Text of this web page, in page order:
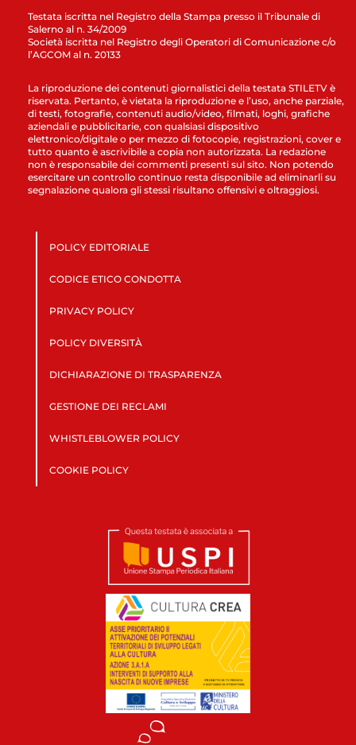
Testata iscritta nel Registro della Stampa presso il Tribunale di
Salerno al n. 34/2009
Società iscritta nel Registro degli Operatori di Comunicazione c/o
l’AGCOM al n. 20133
La riproduzione dei contenuti giornalistici della testata STILETV è
riservata. Pertanto, è vietata la riproduzione e l’uso, anche parziale,
di testi, fotografie, contenuti audio/video, filmati, loghi, grafiche
aziendali e pubblicitarie, con qualsiasi dispositivo
elettronico/digitale o per mezzo di fotocopie, registrazioni, cover e
tutto quanto è ascrivibile a copia non autorizzata. La redazione
non è responsabile dei commenti presenti sul sito. Non potendo
esercitare un controllo continuo resta disponibile ad eliminarli su
segnalazione qualora gli stessi risultano offensivi e oltraggiosi.
POLICY EDITORIALE
CODICE ETICO CONDOTTA
PRIVACY POLICY
POLICY DIVERSITÀ
DICHIARAZIONE DI TRASPARENZA
GESTIONE DEI RECLAMI
WHISTLEBLOWER POLICY
COOKIE POLICY